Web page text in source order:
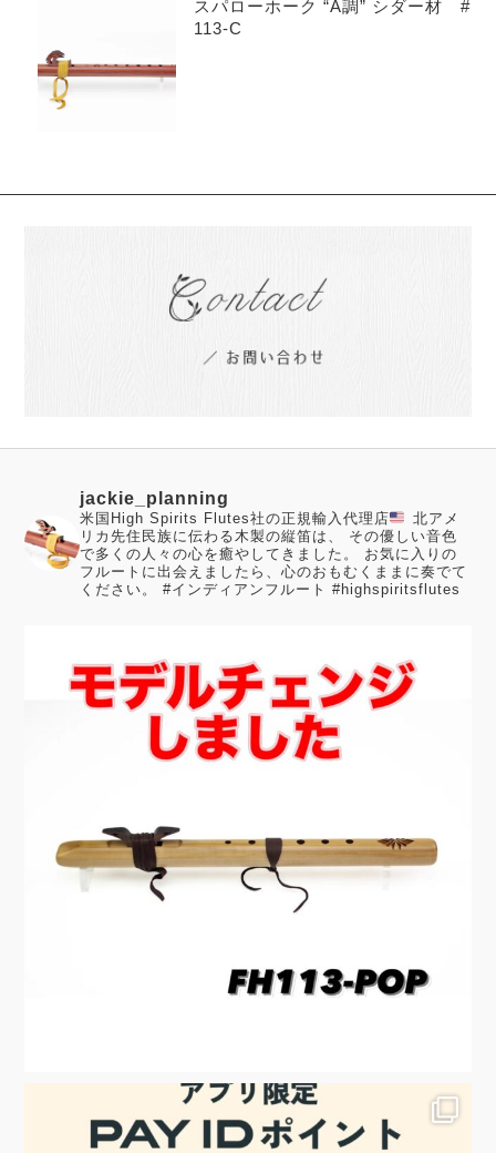
スパローホーク “A調” シダー材 #
113-C
jackie_planning
米国High Spirits Flutes社の正規輸入代理店
北アメ
リカ先住民族に伝わる木製の縦笛は、 その優しい音色
で多くの人々の心を癒やしてきました。
お気に入りの
フルートに出会えましたら、心のおもむくままに奏でて
ください。
#インディアンフルート #highspiritsflutes